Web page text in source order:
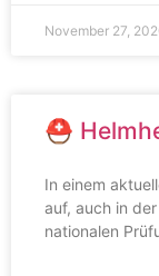
November 27,
⛑
In einem
auf, auch in
nationalen